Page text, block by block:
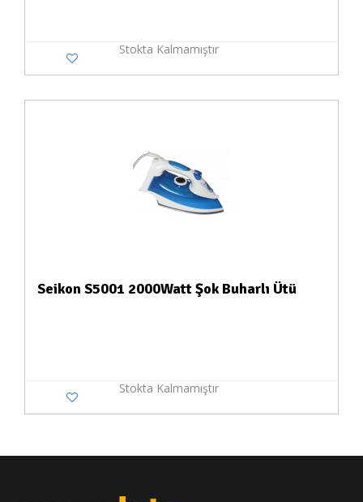
Stokta Kalmamıştır
Seikon S5001 2000Watt Şok Buharlı Ütü
Stokta Kalmamıştır